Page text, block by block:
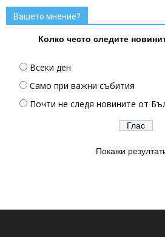
Вашето мнение?
Колко често следите
Всеки ден
Само при важни събития
Почти не следя новините от
Покажи